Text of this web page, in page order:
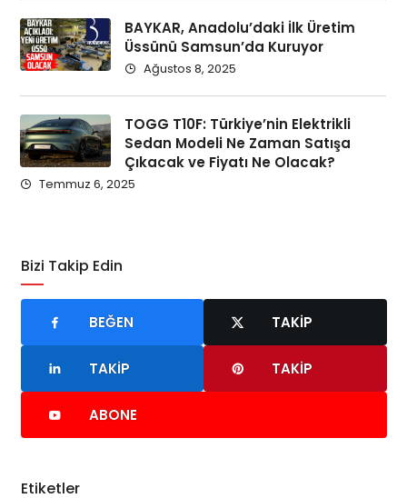
BAYKAR, Anadolu’daki İlk Üretim
Üssünü Samsun’da Kuruyor
Ağustos 8, 2025
TOGG T10F: Türkiye’nin Elektrikli
Sedan Modeli Ne Zaman Satışa
Çıkacak ve Fiyatı Ne Olacak?
Temmuz 6, 2025
Bizi Takip Edin
BEĞEN TAKIP
TAKIP TAKIP
ABONE
Etiketler